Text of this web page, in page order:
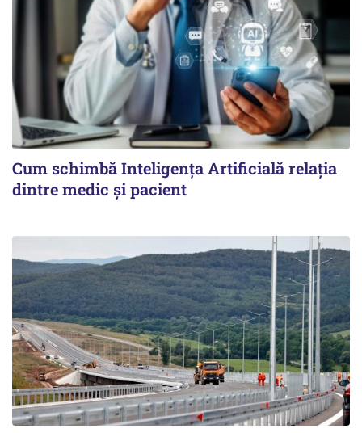
Cum schimbă Inteligența Artificială relația
dintre medic și pacient